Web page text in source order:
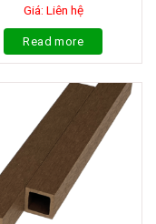
Giá: Liên hệ
Read more